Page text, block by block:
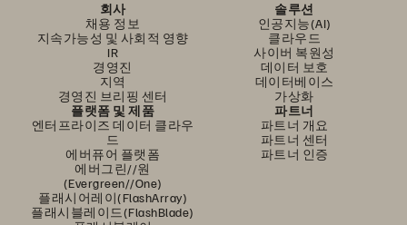
회사
채용 정보
지속가능성 및 사회적 영향
IR
경영진
지역
경영진 브리핑 센터
솔루션
인공지능(AI)
클라우드
사이버 복원성
데이터 보호
데이터베이스
가상화
플랫폼 및 제품
엔터프라이즈 데이터 클라우
드
에버퓨어 플랫폼
에버그린//원
(Evergreen//One)
플래시어레이(FlashArray)
플래시블레이드(FlashBlade)
파트너
파트너 개요
파트너 센터
파트너 인증